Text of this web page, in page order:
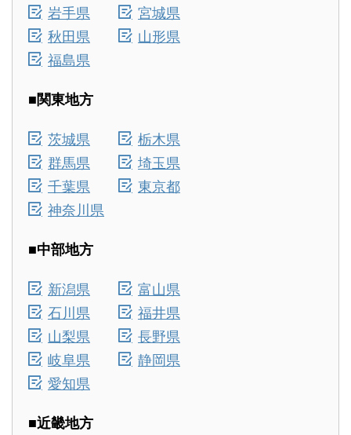
岩手県
宮城県
秋田県
山形県
福島県
■関東地方
茨城県
栃木県
群馬県
埼玉県
千葉県
東京都
神奈川県
■中部地方
新潟県
富山県
石川県
福井県
山梨県
長野県
岐阜県
静岡県
愛知県
■近畿地方